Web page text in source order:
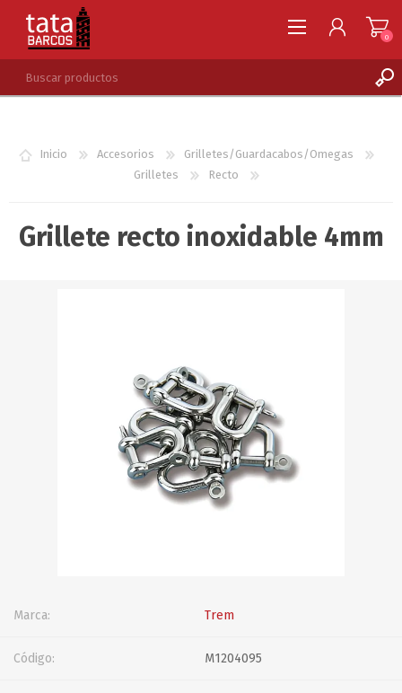
LISTA DE DESEOS
0
Inicio Accesorios
Grilletes/Guardacabos/Omegas
Grilletes
Recto
Grillete recto inoxidable 4mm
Marca: Trem
Código: M1204095